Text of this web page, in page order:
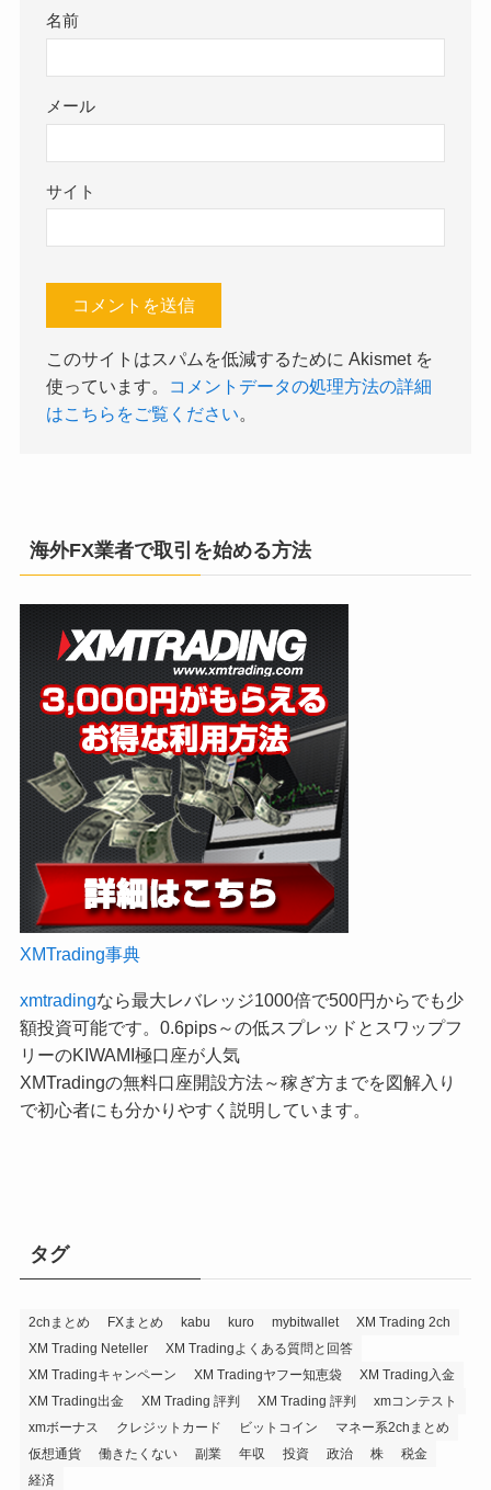
名前
メール
サイト
このサイトはスパムを低減するために Akismet を
使っています。
コメントデータの処理方法の詳細
はこちらをご覧ください。
海外FX業者で取引を始める方法
XMTrading事典
xmtradingなら最大レバレッジ1000倍で500円からでも少
額投資可能です。0.6pips～の低スプレッドとスワップフ
リーのKIWAMI極口座が人気
XMTradingの無料口座開設方法～稼ぎ方までを図解入り
で初心者にも分かりやすく説明しています。
タグ
2chまとめ FXまとめ kabu kuro mybitwallet
XM Trading 2ch
XM Trading Neteller
XM Tradingよくある質問と回答
XM Tradingキャンペーン
XM Tradingヤフー知恵袋
XM Trading入金
XM Trading出金
XM Trading 評判 XM Trading 評判
xmコンテスト
xmボーナス
クレジットカード ビットコイン
マネー系2chまとめ
仮想通貨
働きたくない 副業 年収 投資 政治 株
税金
経済